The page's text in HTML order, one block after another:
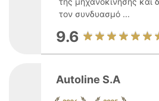
τον συνδυασμό ...
9.6
Autoline S.A